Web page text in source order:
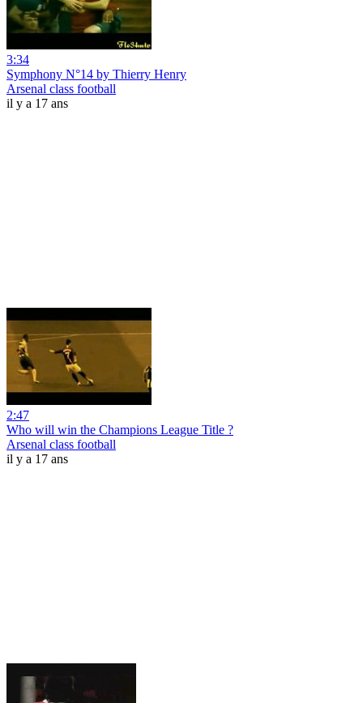
3:34
Symphony N°14 by Thierry Henry
Arsenal class football
il y a 17 ans
2:47
Who will win the Champions League Title ?
Arsenal class football
il y a 17 ans